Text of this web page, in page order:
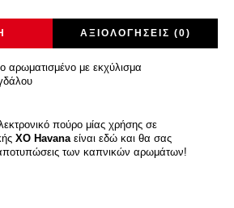
ΑΞΙΟΛΟΓΉΣΕΙΣ (0)
αρωματισμένο με εκχύλισμα
πούρο μίας χρήσης σε
XO Havanaείναι εδώ και θα σας
αποτυπώσεις των καπνικών αρωμάτων!